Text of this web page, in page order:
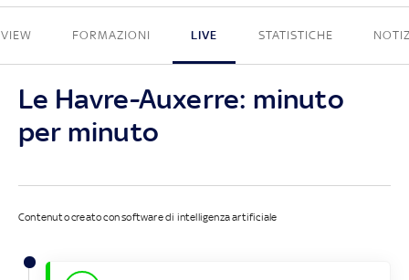
FORMAZIONI LIVE STATISTICHE
Le Havre-Auxerre: minuto
per minuto
Contenuto creato con software di intelligenza artificiale